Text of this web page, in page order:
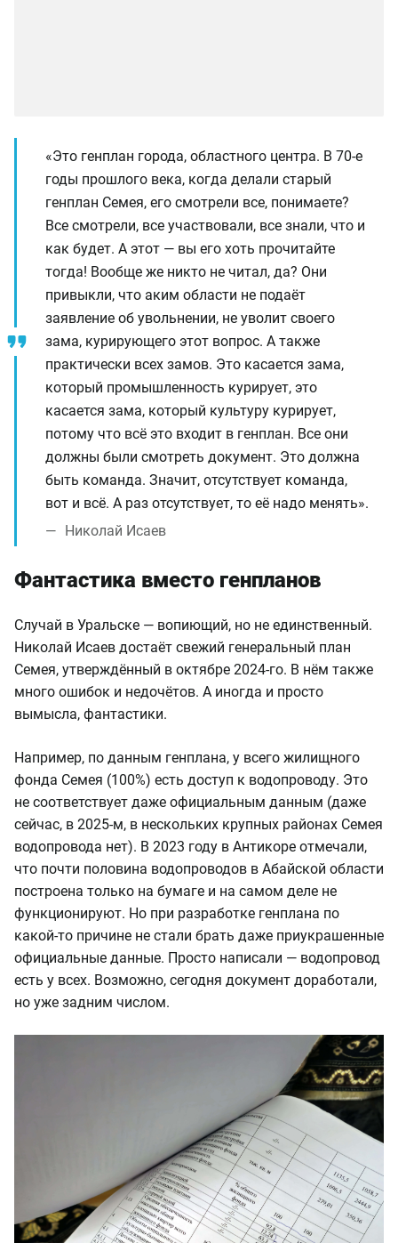
«Это генплан города, областного центра. В 70-е
годы прошлого века, когда делали старый
генплан Семея, его смотрели все, понимаете?
Все смотрели, все участвовали, все знали, что и
как будет. А этот — вы его хоть прочитайте
тогда! Вообще же никто не читал, да? Они
привыкли, что аким области не подаёт
заявление об увольнении, не уволит своего
зама, курирующего этот вопрос. А также
практически всех замов. Это касается зама,
который промышленность курирует, это
касается зама, который культуру курирует,
потому что всё это входит в генплан. Все они
должны были смотреть документ. Это должна
быть команда. Значит, отсутствует команда,
вот и всё. А раз отсутствует, то её надо менять».
Николай Исаев
Фантастика вместо генпланов
Случай в Уральске — вопиющий, но не единственный.
Николай Исаев достаёт свежий генеральный план
Семея, утверждённый в октябре 2024-го. В нём также
много ошибок и недочётов. А иногда и просто
вымысла, фантастики.
Например, по данным генплана, у всего жилищного
фонда Семея (100%) есть доступ к водопроводу. Это
не соответствует даже официальным данным (даже
сейчас, в 2025-м, в нескольких крупных районах Семея
водопровода нет). В 2023 году в Антикоре отмечали,
что почти половина водопроводов в Абайской области
построена только на бумаге и на самом деле не
функционируют. Но при разработке генплана по
какой-то причине не стали брать даже приукрашенные
официальные данные. Просто написали — водопровод
есть у всех. Возможно, сегодня документ доработали,
но уже задним числом.